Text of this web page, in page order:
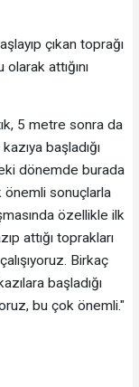
çıkan toprağı
attığını
5 metre sonra da
başladığı
dönemde burada
önemli sonuçlarla
özellikle ilk
attığı toprakları
Birkaç
başladığı
bu çok önemli."